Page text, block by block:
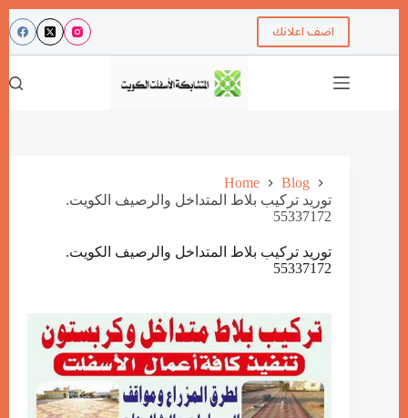
اضف اعلانك
Home
Blog
توريد تركيب بلاط المتداخل والرصيف الكويت.
55337172
توريد تركيب بلاط المتداخل والرصيف الكويت.
55337172